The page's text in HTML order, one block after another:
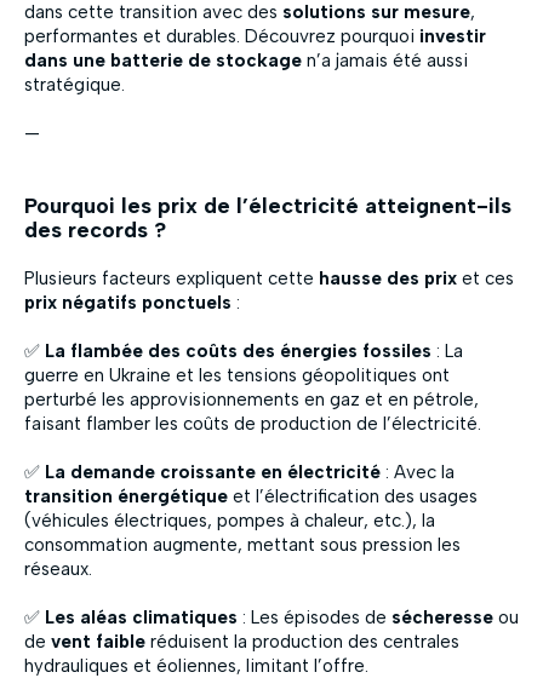
dans cette transition avec des solutions sur mesure,
performantes et durables. Découvrez pourquoi investir
dans une batterie de stockage n’a jamais été aussi
stratégique.
—
Pourquoi les prix de l’électricité atteignent-ils
des records ?
Plusieurs facteurs expliquent cette hausse des prix et ces
prix négatifs ponctuels :
✅ La flambée des coûts des énergies fossiles : La
guerre en Ukraine et les tensions géopolitiques ont
perturbé les approvisionnements en gaz et en pétrole,
faisant flamber les coûts de production de l’électricité.
✅ La demande croissante en électricité : Avec la
transition énergétique et l’électrification des usages
(véhicules électriques, pompes à chaleur, etc.), la
consommation augmente, mettant sous pression les
réseaux.
✅ Les aléas climatiques : Les épisodes de sécheresse ou
de vent faible réduisent la production des centrales
hydrauliques et éoliennes, limitant l’offre.